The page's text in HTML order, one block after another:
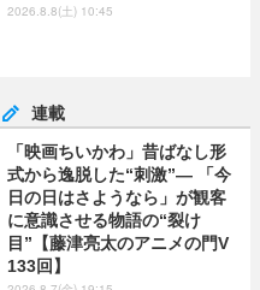
2026.8.8(土) 10:45
連載
「映画ちいかわ」昔ばなし形
式から逸脱した“刺激”― 「今
日の日はさようなら」が観客
に意識させる物語の“裂け
目”【藤津亮太のアニメの門V
133回】